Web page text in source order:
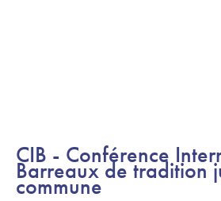
CIB - Conférence
Barreaux de tradition
commune